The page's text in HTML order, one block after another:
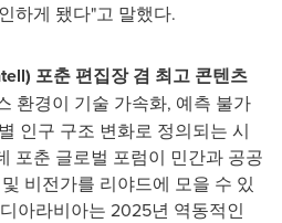
하게 됐다"고 말했다.
) 포춘 편집장 겸 최고 콘텐츠
환경이 기술 가속화, 예측 불가
인구 구조 변화로 정의되는 시
포춘 글로벌 포럼이 민간과 공공
및 비전가를 리야드에 모을 수 있
아라비아는 2025년 역동적인